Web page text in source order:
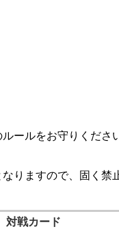
ールをお守りくだ
りますので、固く禁
対戦カード